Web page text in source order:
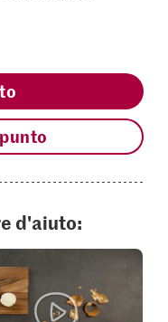
d'aiuto: